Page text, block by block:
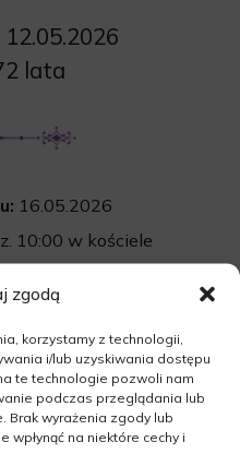
zgodą
korzystamy z technologii,
i/lub uzyskiwania dostępu
te technologie pozwoli nam
podczas przeglądania lub
Brak wyrażenia zgody lub
wpłynąć na niektóre cechy i
lata
16.05.2026
10:00 w kościele
410 Sieraków
o godz.10:45
pogrzebowa
w Sierakowie.
410 Sieraków